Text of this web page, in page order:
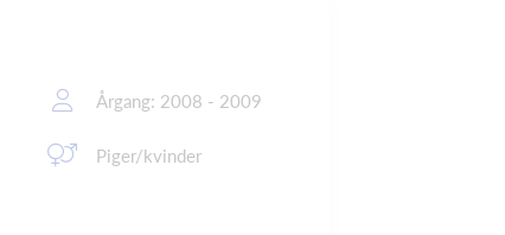
Årgang: 2008 - 2009
Piger/kvinder